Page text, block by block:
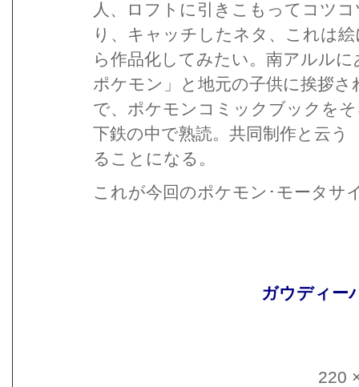
人、ロフトに引きこもってコツ
り、キャッチしたネタ、これは
ら作品化してみたい。南アルル
ポケモン」と地元の子供に挨拶
で、ポケモンコミックブックを
下鉄の中で熟読。共同制作と云
ることになる。
これが今回のポケモン･モータサ
ガウディー
220